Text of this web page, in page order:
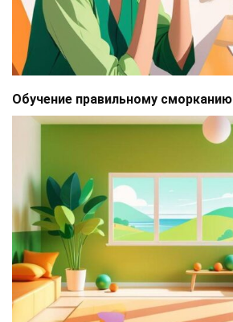
Обучение правильному сморканию